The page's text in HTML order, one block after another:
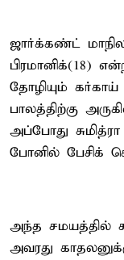
ஜார்க்கண்ட்
பிரமானிக்(18)
தோழியும்
பாலத்திற்கு
அப்போது
போனில் பேசிக்
அந்த சமயத்தில்
அவரது